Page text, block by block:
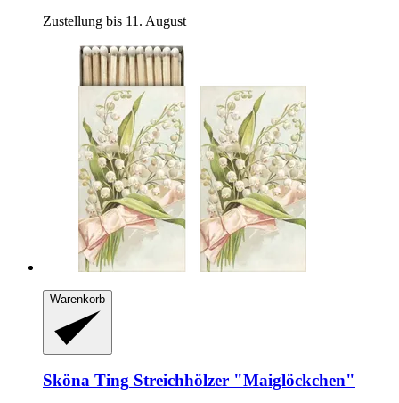
Zustellung bis 11. August
Warenkorb
Sköna Ting Streichhölzer "Maiglöckchen"